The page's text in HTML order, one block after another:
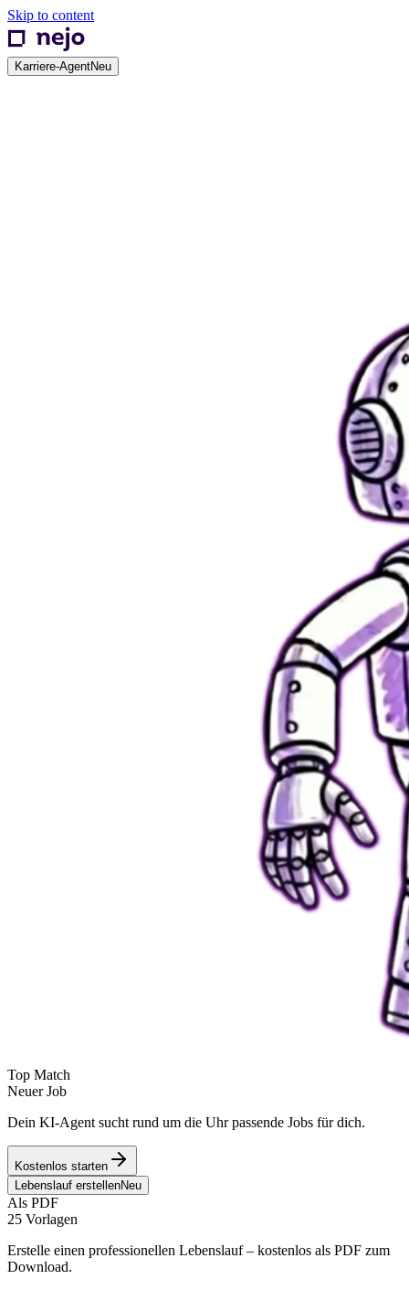
Skip to content
Karriere-AgentNeu
Top Match
Neuer Job
Dein KI-Agent sucht rund um die Uhr passende Jobs für dich.
Kostenlos starten
Lebenslauf erstellenNeu
Als PDF
25 Vorlagen
Erstelle einen professionellen Lebenslauf – kostenlos als PDF zum
Download.